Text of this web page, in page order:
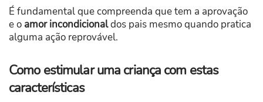
É fundamental que compreenda que tem a aprovação
e o amor incondicionaldos pais mesmo quando pratica
alguma ação reprovável.
Como estimular uma criança com estas
características